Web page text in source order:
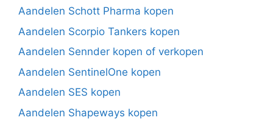
Aandelen Schott Pharma kopen
Aandelen Scorpio Tankers kopen
Aandelen Sennder kopen of verkopen
Aandelen SentinelOne kopen
Aandelen SES kopen
Aandelen Shapeways kopen